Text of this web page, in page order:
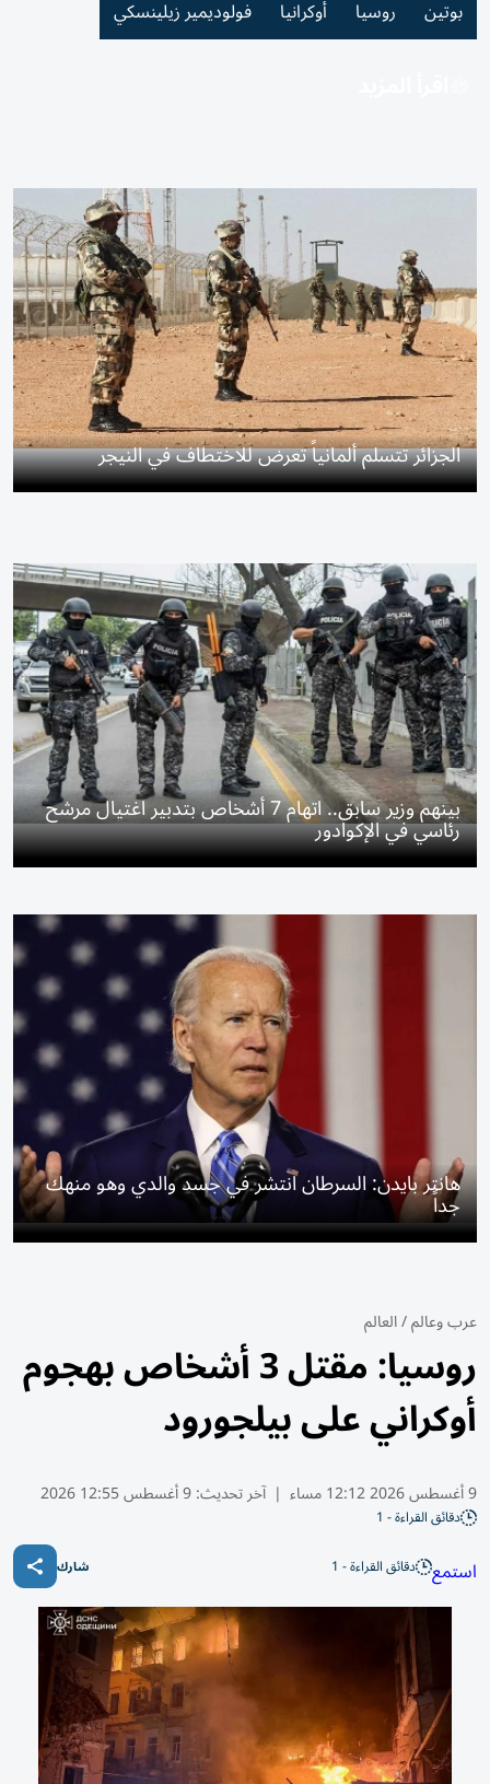
بوتين روسيا أوكرانيا فولوديمير زيلينسكي
الجزائر تتسلم ألمانياً تعرض للاختطاف في النيجر
بينهم وزير سابق.. اتهام 7 أشخاص بتدبير اغتيال مرشح
رئاسي في الإكوادور
هانتر بايدن: السرطان انتشر في جسد والدي وهو منهك
جداً
عرب وعالم/العالم
روسيا: مقتل 3 أشخاص بهجوم
أوكراني على بيلجورود
9 أغسطس 2026 12:12 مساء | آخر تحديث:9 أغسطس 12:55 2026
دقائق القراءة - 1
استمع دقائق القراءة - 1 شارك